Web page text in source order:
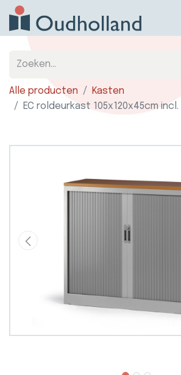
Alle producten
Kasten
EC roldeurkast 105x120x45cm